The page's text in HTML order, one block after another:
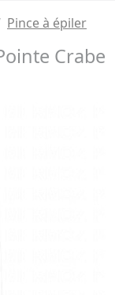
Pince à épiler
Crabe